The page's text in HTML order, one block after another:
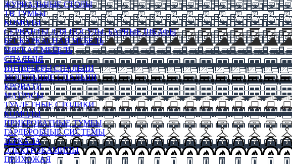
ЖУРНАЛЬНЫЕ СТОЛЫ
ТВ ТУМБЫ
КОМОДЫ
СЕРВАНТЫ ДЛЯ ПОСУДЫ, БАРНЫЕ ШКАФЫ
БЕСКАРКАСНАЯ МЕБЕЛЬ
МЯГКАЯ МЕБЕЛЬ
СПАЛЬНЯ
ИНТЕРЬЕРЫ СПАЛЬНИ
МОДУЛЬНЫЕ СПАЛЬНИ
КРОВАТИ
МАТРАСЫ
ТУАЛЕТНЫЕ СТОЛИКИ
КОМОДЫ
ПРИКРОВАТНЫЕ ТУМБЫ
ГАРДЕРОБНЫЕ СИСТЕМЫ
ЗЕРКАЛА
ЭЛЕКТРОКАМИНЫ
ПРИХОЖАЯ